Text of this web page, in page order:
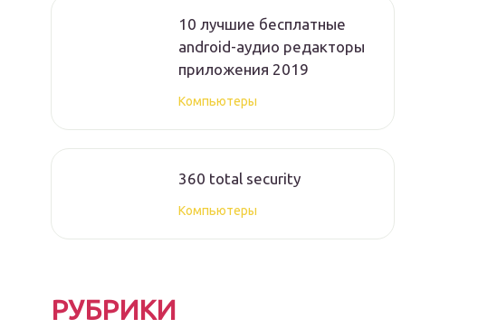
10 лучшие бесплатные
android-аудио редакторы
приложения 2019
Компьютеры
360 total security
Компьютеры
РУБРИКИ